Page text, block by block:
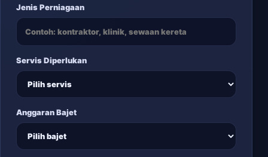
Jenis Perniagaan
Servis Diperlukan
Anggaran Bajet